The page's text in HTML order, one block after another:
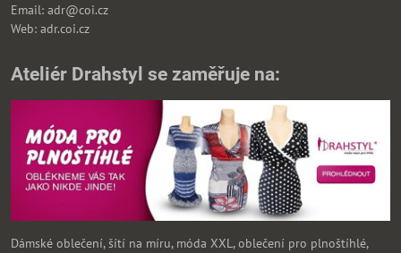
Email: adr@coi.cz
Web: adr.coi.cz
Ateliér Drahstyl se zaměřuje na:
Dámské oblečení, šítí na míru, móda XXL, oblečení pro plnoštíhlé,